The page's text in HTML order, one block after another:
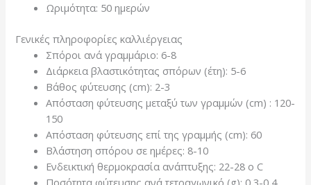
Ωριμότητα: 50 ημερών
Γενικές πληροφορίες καλλιέργειας
Σπόροι ανά γραμμάριο: 6-8
Διάρκεια βλαστικότητας σπόρων (έτη): 5-6
Βάθος φύτευσης (cm): 2-3
Απόσταση φύτευσης μεταξύ των γραμμών (cm) : 120-
150
Απόσταση φύτευσης επί της γραμμής (cm): 60
Βλάστηση σπόρου σε ημέρες: 8-10
Ενδεικτική θερμοκρασία ανάπτυξης: 22-28 o C